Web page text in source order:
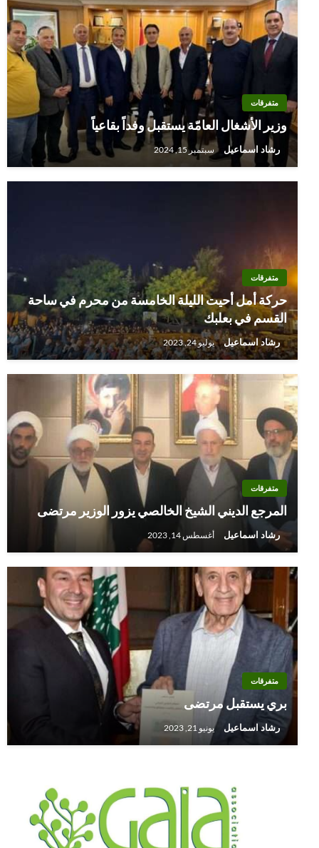
متفرقات
وزير الأشغال العامّة يستقبل وفداً بقاعياً
رشاد اسماعيل سبتمبر 15, 2024
متفرقات
حركة أمل أحيت الليلة الخامسة من محرم في ساحة
القسم في بعلبك
رشاد اسماعيل يوليو 24, 2023
متفرقات
المرجع الديني الشيخ الخالصي يزور الوزير مرتضى
رشاد اسماعيل أغسطس 14, 2023
متفرقات
بري يستقبل مرتضى
رشاد اسماعيل يونيو 21, 2023